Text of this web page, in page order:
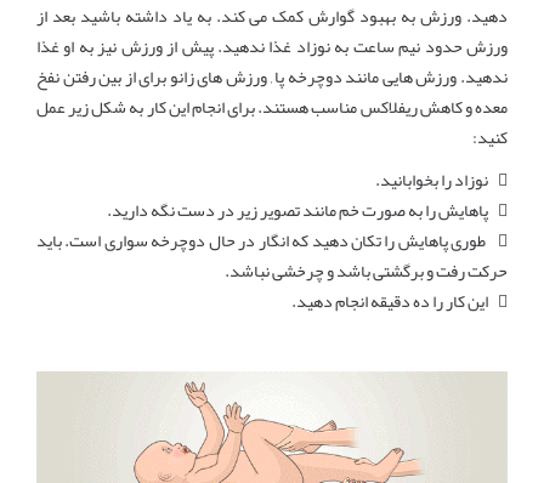
دهید. ورزش به بهبود گوارش کمک می کند. به یاد داشته باشید بعد از
ورزش حدود نیم ساعت به نوزاد غذا ندهید. پیش از ورزش نیز به او غذا
ندهید. ورزش هایی مانند دوچرخه پا , ورزش های زانو برای از بین رفتن نفخ
معده و کاهش ریفلاکس مناسب هستند. برای انجام این کار به شکل زیر عمل
کنید:
 نوزاد را بخوابانید.
 پاهایش را به صورت خم مانند تصویر زیر در دست نگه دارید.
 طوری پاهایش را تکان دهید که انگار در حال دوچرخه سواری است. باید
حرکت رفت و برگشتی باشد و چرخشی نباشد.
 این کار را ده دقیقه انجام دهید.